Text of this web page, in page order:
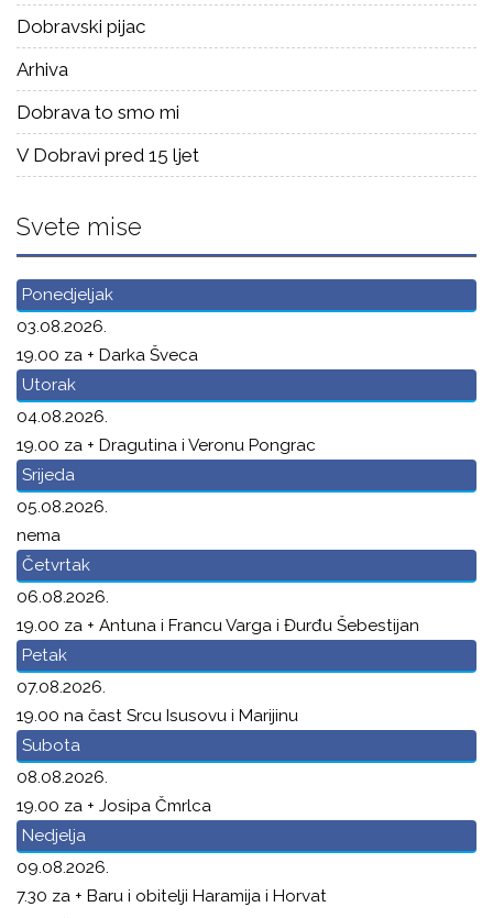
Dobravski pijac
Arhiva
Dobrava to smo mi
V Dobravi pred 15 ljet
Svete mise
Ponedjeljak
03.08.2026.
19.00 za + Darka Šveca
Utorak
04.08.2026.
19.00 za + Dragutina i Veronu Pongrac
Srijeda
05.08.2026.
nema
Četvrtak
06.08.2026.
19.00 za + Antuna i Francu Varga i Đurđu Šebestijan
Petak
07.08.2026.
19.00 na čast Srcu Isusovu i Marijinu
Subota
08.08.2026.
19.00 za + Josipa Čmrlca
Nedjelja
09.08.2026.
7.30 za + Baru i obitelji Haramija i Horvat